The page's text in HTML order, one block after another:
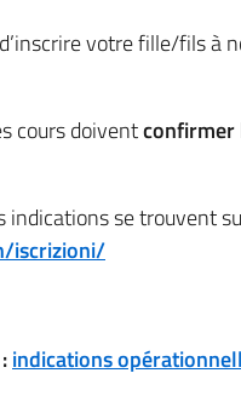
votre fille/fils à
cours doiventconfirmer
se trouvent
iscrizioni/
indications